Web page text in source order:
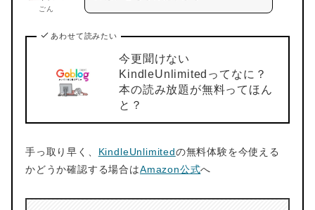
ごん
あわせて読みたい
今更聞けない
KindleUnlimitedってなに？
本の読み放題が無料ってほん
と？
手っ取り早く、 KindleUnlimitedの無料体験を今使える
かどうか確認する場合はAmazon公式へ